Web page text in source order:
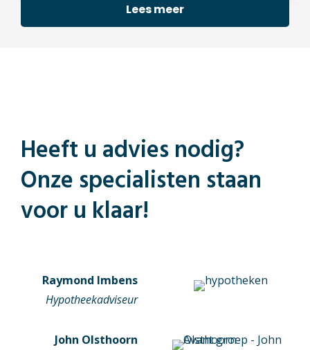
Lees meer
Heeft u advies nodig?
Onze specialisten staan
voor u klaar!
Raymond Imbens
Hypotheekadviseur
John Olsthoorn